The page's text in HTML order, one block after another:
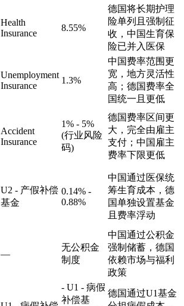
Health
Insurance
8.55%
德国将长期护理
险单列且强制征
收，中国生育保
险已并入医保
Unemployment
Insurance
1.3%
中国费率范围更
宽，地方灵活性
高；德国费率全
国统一且更低
Accident
Insurance
1% - 5%
(行业风险
码)
德国费率区间更
大，完全由雇主
支付；中国雇主
费率下限更低
U2 - 产假补偿
基金
0.14% -
0.88%
中国通过医保统
筹生育成本，德
国单独设置基金
且费率浮动
—
无公积金
制度
中国通过公积金
强制储蓄，德国
依赖市场与福利
政策
- U1 - 病假
补偿基
德国通过U1基金